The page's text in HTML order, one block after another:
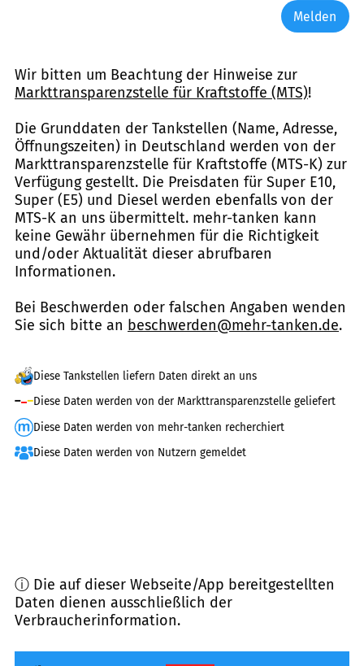
Melden
Wir bitten um Beachtung der Hinweise zur
Markttransparenzstelle für Kraftstoffe (MTS)!
Die Grunddaten der Tankstellen (Name, Adresse,
Öffnungszeiten) in Deutschland werden von der
Markttransparenzstelle für Kraftstoffe (MTS-K) zur
Verfügung gestellt. Die Preisdaten für Super E10,
Super (E5) und Diesel werden ebenfalls von der
MTS-K an uns übermittelt. mehr-tanken kann
keine Gewähr übernehmen für die Richtigkeit
und/oder Aktualität dieser abrufbaren
Informationen.
Bei Beschwerden oder falschen Angaben wenden
Sie sich bitte an beschwerden@mehr-tanken.de.
Diese Tankstellen liefern Daten direkt an uns
Diese Daten werden von der Markttransparenzstelle geliefert
Diese Daten werden von mehr-tanken recherchiert
Diese Daten werden von Nutzern gemeldet
ⓘ Die auf dieser Webseite/App bereitgestellten
Daten dienen ausschließlich der
Verbraucherinformation.